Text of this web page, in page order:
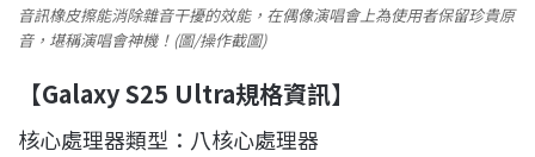
音訊橡皮擦能消除雜音干擾的效能，在偶像演唱會上為使用者保留珍貴原
音，堪稱演唱會神機！(圖/操作截圖)
【Galaxy S25 Ultra規格資訊】
核心處理器類型：八核心處理器